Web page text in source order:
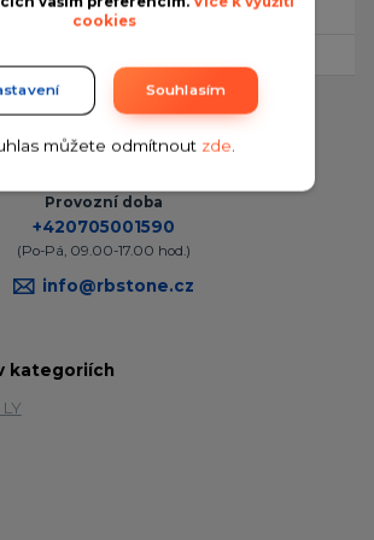
Provozní doba
+420705001590
(Po-Pá, 09.00-17.00 hod.)
info@rbstone.cz
kategoriích
cookies
Souhlasím
můžete odmítnout zde.